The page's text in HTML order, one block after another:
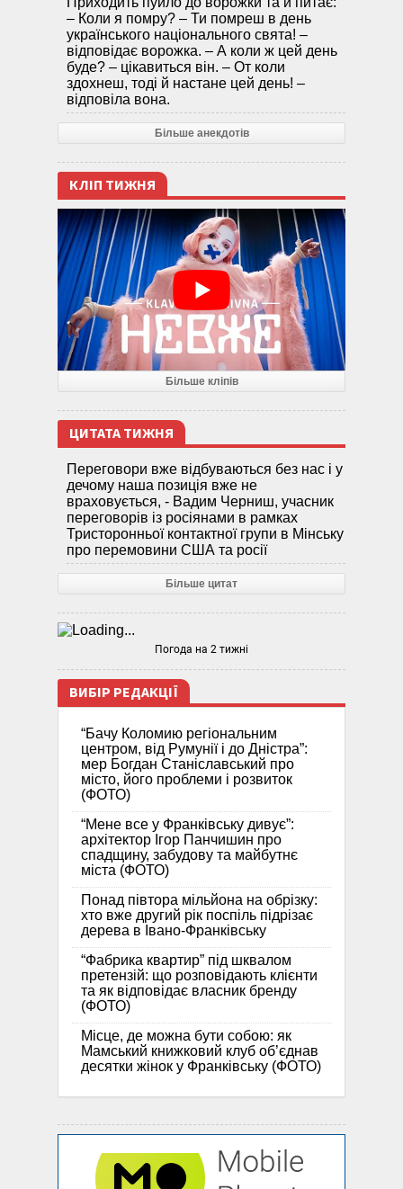
– Коли я помру? – Ти помреш в день
українського національного свята! –
відповідає ворожка. – А коли ж цей день
буде? – цікавиться він. – От коли
здохнеш, тоді й настане цей день! –
відповіла вона.
Більше анекдотів
КЛІП ТИЖНЯ
Більше кліпів
ЦИТАТА ТИЖНЯ
Переговори вже відбуваються без нас і у
дечому наша позиція вже не
враховується, - Вадим Черниш, учасник
переговорів із росіянами в рамках
Тристоронньої контактної групи в Мінську
про перемовини США та росії
Більше цитат
Погода на 2 тижні
ВИБІР РЕДАКЦІЇ
“Бачу Коломию регіональним
центром, від Румунії і до Дністра”:
мер Богдан Станіславський про
місто, його проблеми і розвиток
(ФОТО)
“Мене все у Франківську дивує”:
архітектор Ігор Панчишин про
спадщину, забудову та майбутнє
міста (ФОТО)
Понад півтора мільйона на обрізку:
хто вже другий рік поспіль підрізає
дерева в Івано-Франківську
“Фабрика квартир” під шквалом
претензій: що розповідають клієнти
та як відповідає власник бренду
(ФОТО)
Місце, де можна бути собою: як
Мамський книжковий клуб об’єднав
десятки жінок у Франківську (ФОТО)